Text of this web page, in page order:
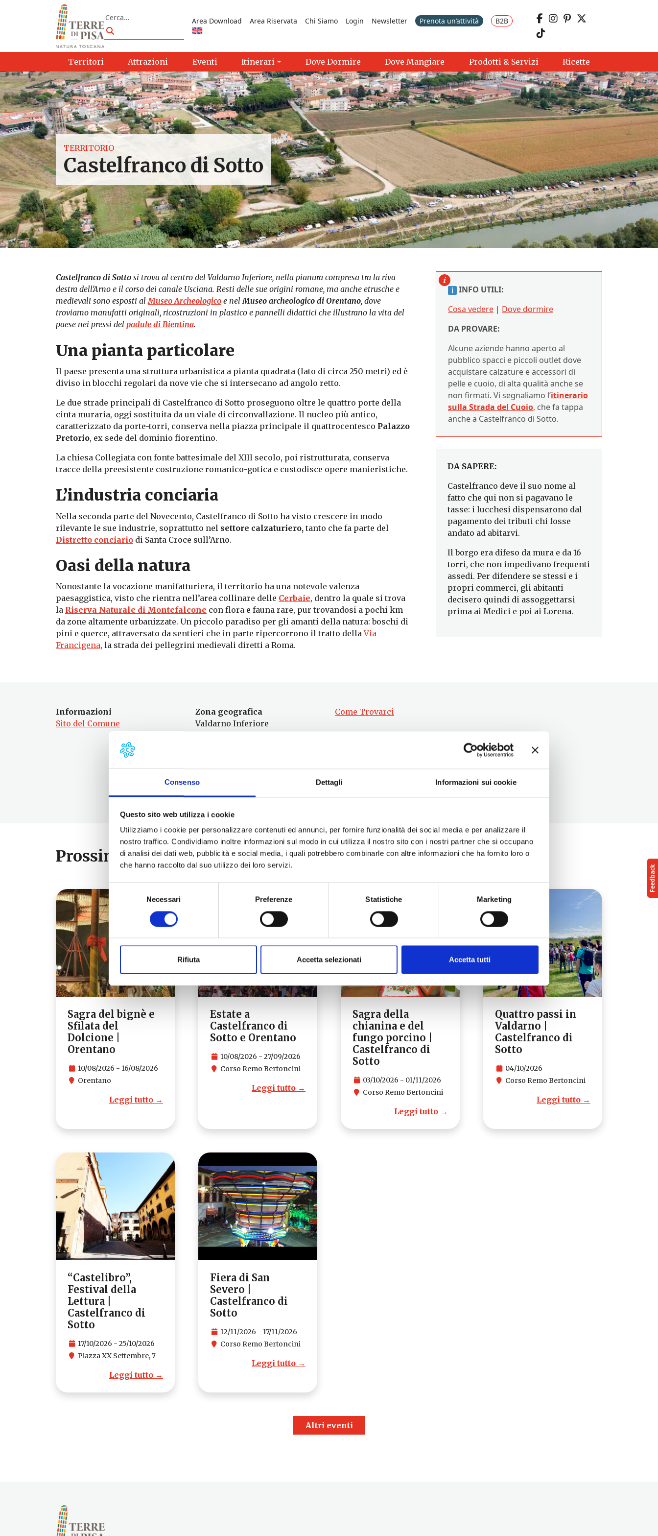
Consenso Dettagli Informazioni sui cookie
Questo sito web utilizza i cookie
Utilizziamo i cookie per personalizzare contenuti ed annunci, per fornire funzionalità dei social media e per analizzare il
nostro traffico. Condividiamo inoltre informazioni sul modo in cui utilizza il nostro sito con i nostri partner che si occupano
di analisi dei dati web, pubblicità e social media, i quali potrebbero combinarle con altre informazioni che ha fornito loro o
che hanno raccolto dal suo utilizzo dei loro servizi.
Selezione
del
consenso
Necessari Preferenze Statistiche Marketing
Rifiuta Accetta selezionati Accetta tutti
Vai al contenuto
Cerca
Cerca
Area Download Area Riservata Chi Siamo Login Newsletter Prenota un’attività B2B
Territori Attrazioni Eventi Itinerari Dove Dormire Dove Mangiare Prodotti & Servizi Ricette
TERRITORIO
Castelfranco di Sotto
Castelfranco di Sotto si trova al centro del Valdarno Inferiore, nella pianura compresa tra la riva
destra dell’Arno e il corso dei canale Usciana. Resti delle sue origini romane, ma anche etrusche e
medievali sono esposti alMuseo Archeologico e nelMuseo archeologico di Orentano, dove
troviamo manufatti originali, ricostruzioni in plastico e pannelli didattici che illustrano la vita del
paese nei pressi del padule di Bientina.
Una pianta particolare
Il paese presenta una struttura urbanistica a pianta quadrata (lato di circa 250 metri) ed è
diviso in blocchi regolari da nove vie che si intersecano ad angolo retto.
Le due strade principali di Castelfranco di Sotto proseguono oltre le quattro porte della
cinta muraria, oggi sostituita da un viale di circonvallazione. Il nucleo più antico,
caratterizzato da porte-torri, conserva nella piazza principale il quattrocentesco Palazzo
Pretorio, ex sede del dominio fiorentino.
La chiesa Collegiata con fonte battesimale del XIII secolo, poi ristrutturata, conserva
tracce della preesistente costruzione romanico-gotica e custodisce opere manieristiche.
L’industria conciaria
Nella seconda parte del Novecento, Castelfranco di Sotto ha visto crescere in modo
rilevante le sue industrie, soprattutto nel settore calzaturiero, tanto che fa parte del
Distretto conciario di Santa Croce sull’Arno.
Oasi della natura
Nonostante la vocazione manifatturiera, il territorio ha una notevole valenza
paesaggistica, visto che rientra nell’area collinare delle Cerbaie, dentro la quale si trova
la Riserva Naturale di Montefalcone con flora e fauna rare, pur trovandosi a pochi km
da zone altamente urbanizzate. Un piccolo paradiso per gli amanti della natura:boschi di
pini e querce, attraversato da sentieri che in parte ripercorrono il tratto dellaVia
Francigena, la strada dei pellegrini medievali diretti a Roma.
INFO UTILI:
Cosa vedere | Dove dormire
DA PROVARE:
Alcune aziende hanno aperto al
pubblico spacci e piccoli outlet dove
acquistare calzature e accessori di
pelle e cuoio, di alta qualità anche se
non firmati. Vi segnaliamo l’itinerario
sulla Strada del Cuoio, che fa tappa
anche a Castelfranco di Sotto.
DA SAPERE:
Castelfranco deve il suo nome al
fatto che qui non si pagavano le
tasse: i lucchesi dispensarono dal
pagamento dei tributi chi fosse
andato ad abitarvi.
Il borgo era difeso da mura e da 16
torri, che non impedivano frequenti
assedi. Per difendere se stessi e i
propri commerci, gli abitanti
decisero quindi di assoggettarsi
prima ai Medici e poi ai Lorena.
Informazioni
Sito del Comune
Zona geografica
Valdarno Inferiore
34 km
Come Trovarci
Prossimi eventi
Sagra del bignè e
Sfilata del
Dolcione |
Orentano
10/08/2026 - 16/08/2026
Orentano
Leggi tutto →
Estate a
Castelfranco di
Sotto e Orentano
10/08/2026 - 27/09/2026
Corso Remo Bertoncini
Leggi tutto →
Sagra della
chianina e del
fungo porcino |
Castelfranco di
Sotto
03/10/2026 - 01/11/2026
Corso Remo Bertoncini
Leggi tutto →
Quattro passi in
Valdarno |
Castelfranco di
Sotto
04/10/2026
Corso Remo Bertoncini
Leggi tutto →
“Castelibro”,
Festival della
Lettura |
Castelfranco di
Sotto
17/10/2026 - 25/10/2026
Piazza XX Settembre, 7
Leggi tutto →
Fiera di San
Severo |
Castelfranco di
Sotto
12/11/2026 - 17/11/2026
Corso Remo Bertoncini
Leggi tutto →
Altri eventi